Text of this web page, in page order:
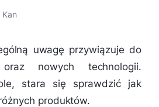
Kan
uwagę przywiązuje do
nowych technologii.
stara się sprawdzić jak
produktów.